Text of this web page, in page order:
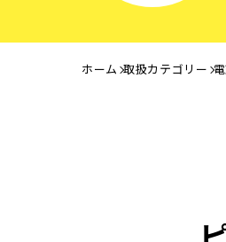
ホーム 取扱カテゴリー